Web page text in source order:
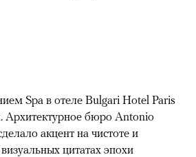
Spa в отеле Bulgari Hotel Paris
Архитектурное бюро Antonio
акцент на чистоте и
цитатах эпохи